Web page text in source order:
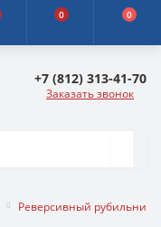
0 0
+7 (812) 313-41-70
Заказать звонок
Реверсивный рубильник